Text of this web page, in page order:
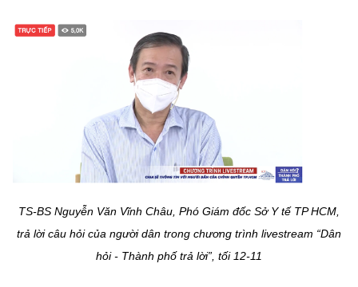
MINISTRY OF SCIENCE AND TECHNOLOGY
Theo dõi MST:
Cơ quan chủ quản: Bộ Khoa học và Công nghệ (MST)
Chịu trách nhiệm nội dung: Nguyễn Thị Hải Hằng
Giám đốc Trung tâm Truyền thông Khoa học và Công nghệ.
Địa chỉ: Ban Biên tập Cổng TTĐT - 18 Nguyễn Du, TP. Hà Nội
Email:stc@mst.gov.vn
©2026 Bản quyền thuộc Bộ Khoa Học và Công Nghệ
(Ghi rõ nguồn "https://mst.gov.vn" khi phát hành lại thông tin từ
TS-BS Nguyễn Văn Vĩnh Châu, Phó Giám đốc Sở Y tế TP HCM,
trả lời câu hỏi của người dân trong chương trình livestream “Dân
hỏi - Thành phố trả lời”, tối 12-11